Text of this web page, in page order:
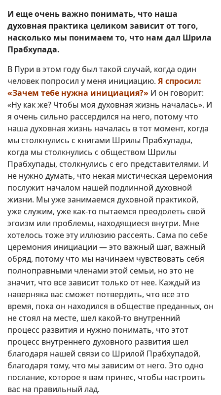
И еще очень важно понимать, что наша
духовная практика целиком зависит от того,
насколько мы понимаем то, что нам дал Шрила
Прабхупада.
В Пури в этом году был такой случай, когда один
человек попросил у меня инициацию. Я спросил:
«Зачем тебе нужна инициация?» И он говорит:
«Ну как же? Чтобы моя духовная жизнь началась». И
я очень сильно рассердился на него, потому что
наша духовная жизнь началась в тот момент, когда
мы столкнулись с книгами Шрилы Прабхупады,
когда мы столкнулись с обществом Шрилы
Прабхупады, столкнулись с его представителями. И
не нужно думать, что некая мистическая церемония
послужит началом нашей подлинной духовной
жизни. Мы уже занимаемся духовной практикой,
уже служим, уже как-то пытаемся преодолеть свой
эгоизм или проблемы, находящиеся внутри. Мне
хотелось тоже эту иллюзию рассеять. Сама по себе
церемония инициации — это важный шаг, важный
обряд, потому что мы начинаем чувствовать себя
полноправными членами этой семьи, но это не
значит, что все зависит только от нее. Каждый из
наверняка вас сможет потвердить, что все это
время, пока он находился в обществе преданных, он
не стоял на месте, шел какой-то внутренний
процесс развития и нужно понимать, что этот
процесс внутреннего духовного развития шел
благодаря нашей связи со Шрилой Прабхупадой,
благодаря тому, что мы зависим от него. Это одно
послание, которое я вам принес, чтобы настроить
вас на правильный лад.